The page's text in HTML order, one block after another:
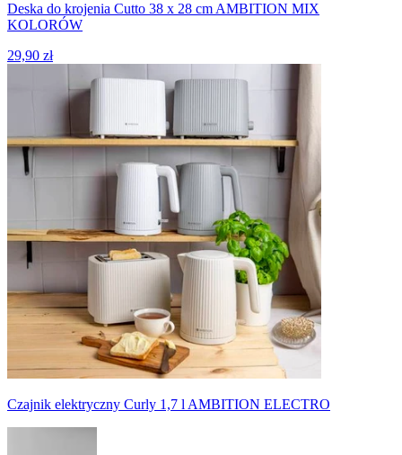
Deska do krojenia Cutto 38 x 28 cm AMBITION MIX
KOLORÓW
29,90 zł
Czajnik elektryczny Curly 1,7 l AMBITION ELECTRO